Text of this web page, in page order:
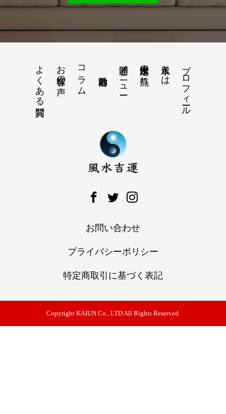
プロフィール
風水とは
風水鑑定の流れ
開運メニュー
コラム
お客様の声
よくある質問
お問い合わせ
プライバシーポリシー
特定商取引に基づく表記
Copyright KAIUN Co., LTD All Rights Reserved.